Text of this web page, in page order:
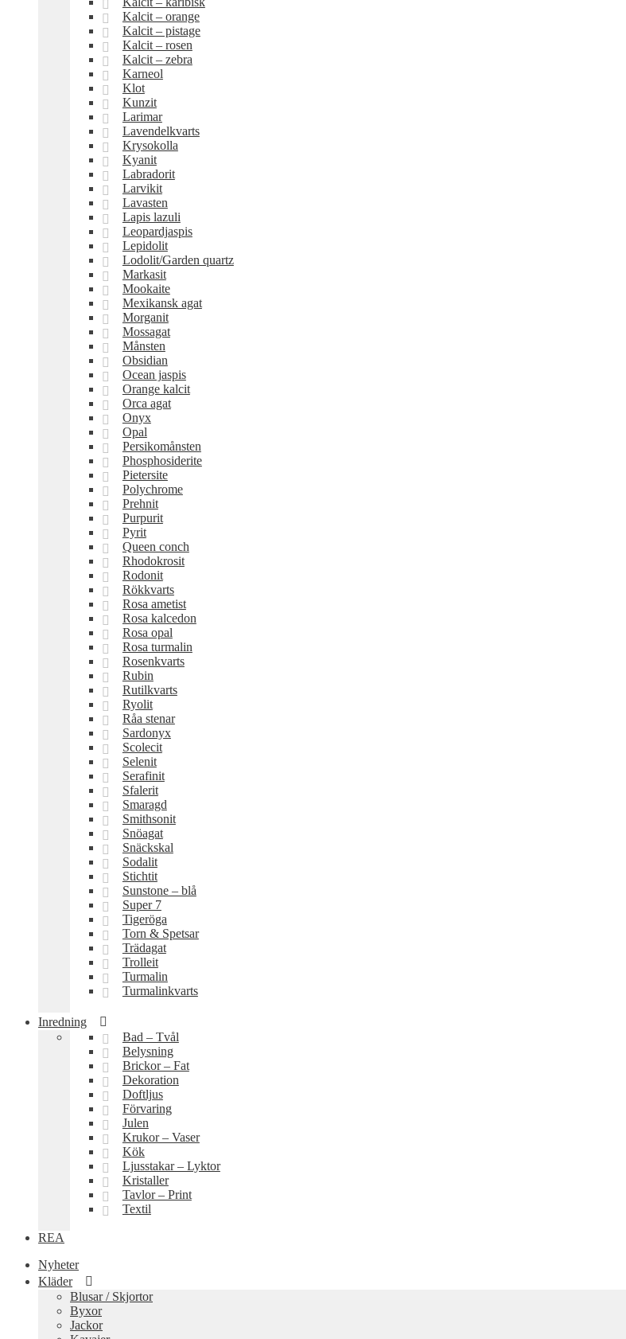
Kalcit – orange
Kalcit – pistage
Kalcit – rosen
Kalcit – zebra
Karneol
Klot
Kunzit
Larimar
Lavendelkvarts
Krysokolla
Kyanit
Labradorit
Larvikit
Lavasten
Lapis lazuli
Leopardjaspis
Lepidolit
Lodolit/Garden quartz
Markasit
Mookaite
Mexikansk agat
Morganit
Mossagat
Månsten
Obsidian
Ocean jaspis
Orange kalcit
Orca agat
Onyx
Opal
Persikomånsten
Phosphosiderite
Pietersite
Polychrome
Prehnit
Purpurit
Pyrit
Queen conch
Rhodokrosit
Rodonit
Rökkvarts
Rosa ametist
Rosa kalcedon
Rosa opal
Rosa turmalin
Rosenkvarts
Rubin
Rutilkvarts
Ryolit
Råa stenar
Sardonyx
Scolecit
Selenit
Serafinit
Sfalerit
Smaragd
Smithsonit
Snöagat
Snäckskal
Sodalit
Stichtit
Sunstone – blå
Super 7
Tigeröga
Torn & Spetsar
Trädagat
Trolleit
Turmalin
Turmalinkvarts
Inredning
Bad – Tvål
Belysning
Brickor – Fat
Dekoration
Doftljus
Förvaring
Julen
Krukor – Vaser
Kök
Ljusstakar – Lyktor
Kristaller
Tavlor – Print
Textil
REA
Nyheter
Kläder
Blusar / Skjortor
Byxor
Jackor